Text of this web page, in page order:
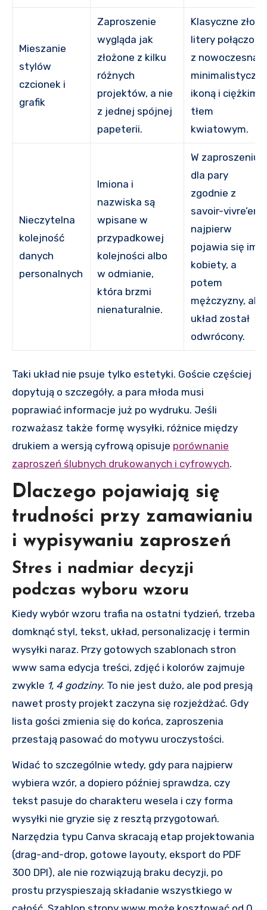
Mieszanie
stylów
czcionek i
grafik
Zaproszenie
wygląda jak
złożone z kilku
różnych
projektów, a nie
z jednej spójnej
papeterii.
Klasyczne złote
litery połączono
z nowoczesną,
ikoną i ciężkim
tłem
kwiatowym.
Nieczytelna
kolejność
danych
personalnych
Imiona i
nazwiska są
wpisane w
przypadkowej
kolejności albo
w odmianie,
która brzmi
nienaturalnie.
W zaproszeniu
dla pary
zgodnie z
savoir-vivre’em
najpierw
pojawia się imię
kobiety, a
potem
mężczyzny, ale
układ został
odwrócony.
Taki układ nie psuje tylko estetyki. Goście częściej
dopytują o szczegóły, a para młoda musi
poprawiać informacje już po wydruku. Jeśli
rozważasz także formę wysyłki, różnice między
drukiem a wersją cyfrową opisuje porównanie
zaproszeń ślubnych drukowanych i cyfrowych.
Dlaczego pojawiają się
trudności przy zamawianiu
i wypisywaniu zaproszeń
Stres i nadmiar decyzji
podczas wyboru wzoru
Kiedy wybór wzoru trafia na ostatni tydzień, trzeba
domknąć styl, tekst, układ, personalizację i termin
wysyłki naraz. Przy gotowych szablonach stron
www sama edycja treści, zdjęć i kolorów zajmuje
zwykle 1, 4 godziny. To nie jest dużo, ale pod presją
nawet prosty projekt zaczyna się rozjeżdżać. Gdy
lista gości zmienia się do końca, zaproszenia
przestają pasować do motywu uroczystości.
Widać to szczególnie wtedy, gdy para najpierw
wybiera wzór, a dopiero później sprawdza, czy
tekst pasuje do charakteru wesela i czy forma
wysyłki nie gryzie się z resztą przygotowań.
Narzędzia typu Canva skracają etap projektowania
(drag-and-drop, gotowe layouty, eksport do PDF
300 DPI), ale nie rozwiązują braku decyzji, po
prostu przyspieszają składanie wszystkiego w